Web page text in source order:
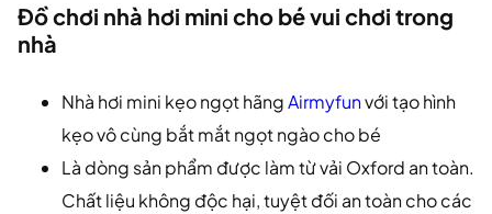
Đồ chơi nhà hơi mini cho bé vui chơi trong
nhà
Nhà hơi mini kẹo ngọt hãngAirmyfunvới tạo hình
kẹo vô cùng bắt mắt ngọt ngào cho bé
Là dòng sản phẩm được làm từ vải Oxford an toàn.
Chất liệu không độc hại, tuyệt đối an toàn cho các